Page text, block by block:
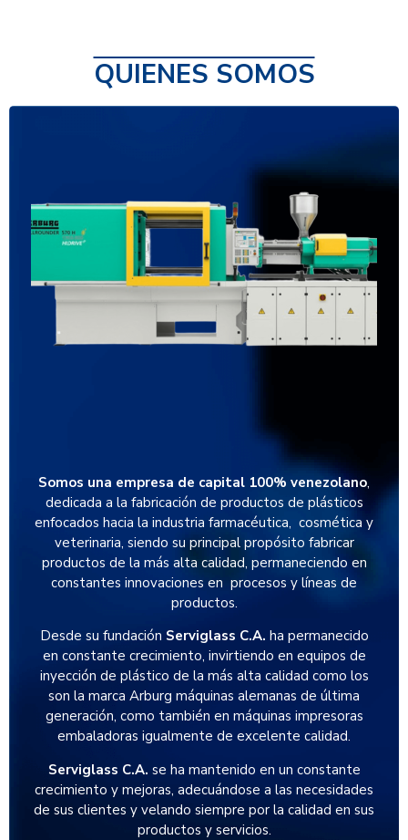
QUIENES SOMOS
Somos una empresa de capital 100% venezolano,
dedicada a la fabricación de productos de plásticos
enfocados hacia la industria farmacéutica, cosmética y
veterinaria, siendo su principal propósito fabricar
productos de la más alta calidad, permaneciendo en
constantes innovaciones en procesos y líneas de
productos.
Desde su fundación Serviglass C.A. ha permanecido
en constante crecimiento, invirtiendo en equipos de
inyección de plástico de la más alta calidad como los
son la marca Arburg máquinas alemanas de última
generación, como también en máquinas impresoras
embaladoras igualmente de excelente calidad.
Serviglass C.A. se ha mantenido en un constante
crecimiento y mejoras, adecuándose a las necesidades
de sus clientes y velando siempre por la calidad en sus
productos y servicios.